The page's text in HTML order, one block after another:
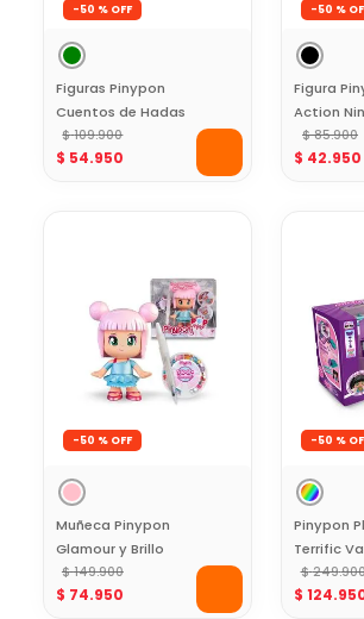
-50 %
Figuras Pinypon
Cuentos de Hadas
Pack X 2
$ 109.900
$ 54.950
-50 %
Figura
Action
Moto
$ 85.900
$ 42.950
-50 %
Muñeca Pinypon
Glamour y Brillo
Mágico
$ 149.900
$ 74.950
-50 %
Pinypon
Terrific
Caravana
$ 249.
$ 124.